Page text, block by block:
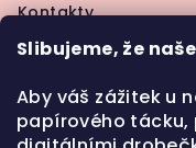
Slibujeme, že
Aby váš zážitek u
papírového tácku,
t Kontakty
Jak nakupovat
Obchodní podmínky
Ochrana osobních